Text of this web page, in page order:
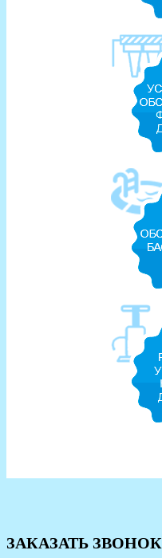
ЗАКАЗАТЬ ЗВОНОК